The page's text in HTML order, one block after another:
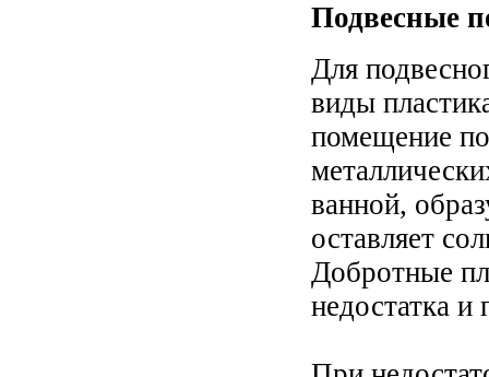
Подвесные
Для
виды
помещение
ванной,
оставляет
Добротные
недостатка